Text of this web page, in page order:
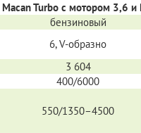
Turbo c мотором 3,6 и
бензиновый
6, V-образно
3 604
400/6000
550/1350–4500